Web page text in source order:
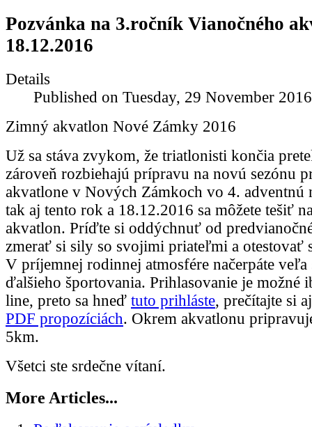
Pozvánka na 3.ročník Vianočného
18.12.2016
Details
Published on Tuesday, 29 November
Zimný akvatlon Nové Zámky 2016
Už sa stáva zvykom, že triatlonisti končia
zároveň rozbiehajú prípravu na novú sezónu
akvatlone v Nových Zámkoch vo 4. adventnú
tak aj tento rok a 18.12.2016 sa môžete tešiť
akvatlon. Príďte si oddýchnuť od
zmerať si sily so svojimi priateľmi a otestovať
V príjemnej rodinnej atmosfére načerpáte
ďalšieho športovania. Prihlasovanie je možné
line, preto sa hneď tuto prihláste, prečítajte si
PDF propozíciách. Okrem akvatlonu
5km.
Všetci ste srdečne vítaní.
More Articles...